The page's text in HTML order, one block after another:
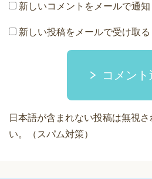
新しいコメントをメールで通知
新しい投稿をメールで受け取る
コメン
日本語が含まれない投稿は無視
い。（スパム対策）